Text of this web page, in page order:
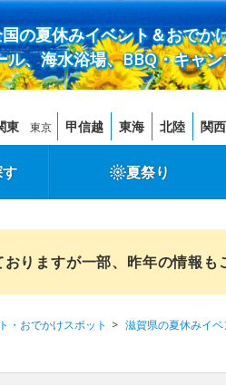
の夏休みイベント＆おでか
、海水浴場、BBQ・キャ
東 東京 甲信越 東海 北陸 関西
夏祭り
りますが一部、昨年の情報も
・おでかけスポット 滋賀県の夏休みイ